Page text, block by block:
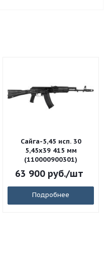
Сайга-5,45 исп. 30
5,45x39 415 мм
(110000900301)
63 900руб./шт
Подробнее